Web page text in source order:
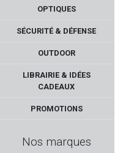
OPTIQUES
SÉCURITÉ & DÉFENSE
OUTDOOR
LIBRAIRIE & IDÉES
CADEAUX
PROMOTIONS
Nos marques